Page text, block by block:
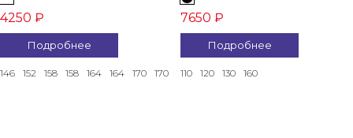
4250 ₽
Подробнее
146 152 158 158 164 164 170 170
7650 ₽
Подробнее
110 120 130 160